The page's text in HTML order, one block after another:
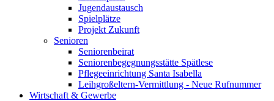
Jugendaustausch
Spielplätze
Projekt Zukunft
Senioren
Seniorenbeirat
Seniorenbegegnungsstätte Spätlese
Pflegeeinrichtung Santa Isabella
Leihgroßeltern-Vermittlung - Neue Rufnummer
Wirtschaft & Gewerbe